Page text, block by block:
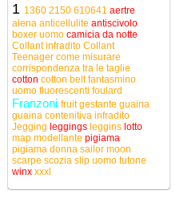
1 1360 2150 610641 aertre
alena anticellulite antiscivolo
boxer uomo camicia da notte
Collant infradito Collant
Teenager come misurare
corrispondenza tra le taglie
cotton cotton beltfantasmino
uomo fluorescenti foulard
Franzoni fruitgestante guaina
guaina contenitiva infradito
Jegging leggings leggins lotto
map modellante pigiama
pigiama donna sailor moon
scarpe scozia slip uomo tutone
winx xxxl